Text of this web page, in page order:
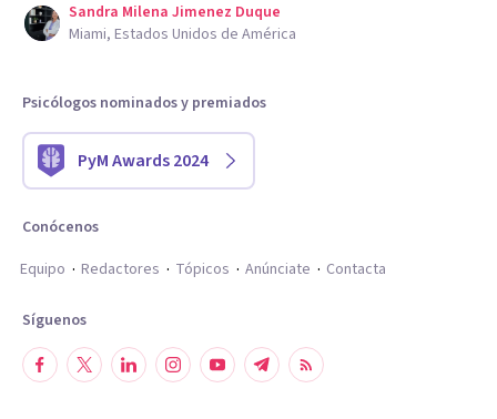
Sandra Milena Jimenez Duque
Miami, Estados Unidos de América
Psicólogos nominados y premiados
PyM Awards 2024
Conócenos
Equipo
Redactores Tópicos Anúnciate Contacta
Síguenos